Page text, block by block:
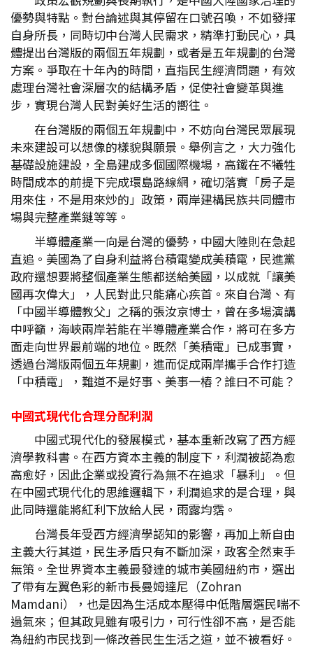
優勢與特點。對台論述與其停留在口號召喚，不如發揮
自身所長，同時切中台灣人民需求，精準打動民心，具
體提出台灣版的兩個五年規劃，或者是五年規劃的台灣
方案。爭取在十年內的時間，直指民生經濟問題，有效
處理台灣社會深層次的結構矛盾，促使社會變革與進
步，實現台灣人民對美好生活的嚮往。
在台灣版的兩個五年規劃中，不妨向台灣民眾展現
未來建設可以想像的樣貌與願景。舉例言之，大力強化
基礎設施建設，全島建成多個國際機場，高鐵在不犧牲
時間成本的前提下完成環島路線網，確切落實「房子是
用來住，不是用來炒的」政策，兩岸建構民族共同體市
場與完整產業鏈等等。
半導體產業一向是台灣的優勢，中國大陸則在急起
直追。美國為了自身利益將台積電變成美積電，民進黨
政府還想要將整個產業生態都送給美國，以成就「讓美
國再次偉大」，人民對此只能痛心疾首。來自台灣、有
「中國半導體教父」之稱的張汝京博士，曾在多場演講
中呼籲，海峽兩岸若能在半導體產業合作，將可在多方
面走向世界最前端的地位。既然「美積電」已成事實，
透過台灣版兩個五年規劃，進而促成兩岸攜手合作打造
「中積電」，難道不是好事、美事一樁？誰曰不可能？
中國式現代化合理分配利潤
中國式現代化的發展模式，基本重新改寫了西方經
濟學教科書。在西方資本主義的制度下，利潤被認為愈
高愈好，因此企業或投資行為無不在追求「暴利」。但
在中國式現代化的思維邏輯下，利潤追求的是合理，與
此同時還能將紅利下放給人民，雨露均霑。
台灣長年受西方經濟學認知的影響，再加上新自由
主義大行其道，民生矛盾只有不斷加深，政客全然束手
無策。全世界資本主義最發達的城市美國紐約市，選出
了帶有左翼色彩的新市長曼姆達尼（Zohran
Mamdani），也是因為生活成本壓得中低階層選民喘不
過氣來；但其政見雖有吸引力，可行性卻不高，是否能
為紐約市民找到一條改善民生生活之道，並不被看好。